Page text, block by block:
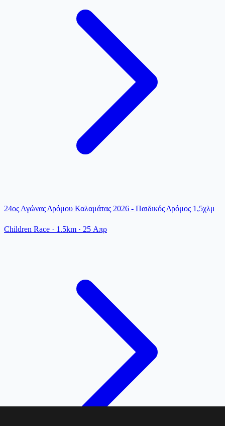
24ος Αγώνας Δρόμου Καλαμάτας 2026 - Παιδικός Δρόμος 1,5χλμ
Children Race · 1.5km · 25 Απρ